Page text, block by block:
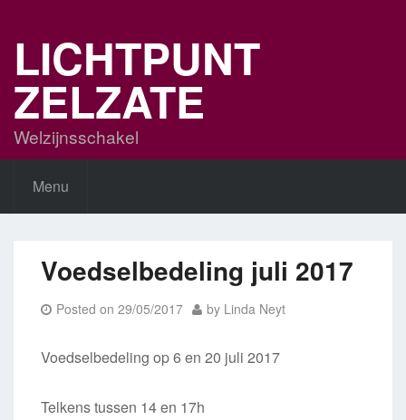
LICHTPUNT
ZELZATE
Welzijnsschakel
Menu
Voedselbedeling juli 2017
Posted on 29/05/2017 by Linda Neyt
Voedselbedeling op 6 en 20 juli 2017
Telkens tussen 14 en 17h